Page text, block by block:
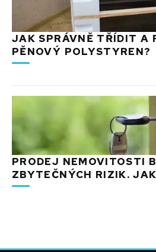
JAK SPRÁVNĚ TŘÍDIT A
PĚNOVÝ POLYSTYREN?
PRODEJ NEMOVITOSTI
ZBYTEČNÝCH RIZIK.